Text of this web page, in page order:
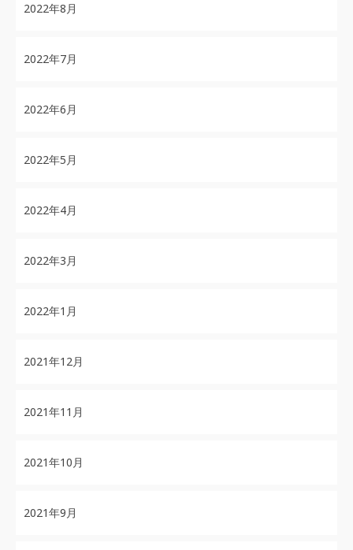
2022年8月
2022年7月
2022年6月
2022年5月
2022年4月
2022年3月
2022年1月
2021年12月
2021年11月
2021年10月
2021年9月